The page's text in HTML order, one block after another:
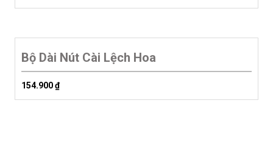
Bộ Dài Nút Cài Lệch Hoa
154.900₫